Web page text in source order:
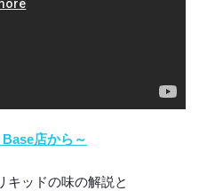
店から～
キッドの味の解説と